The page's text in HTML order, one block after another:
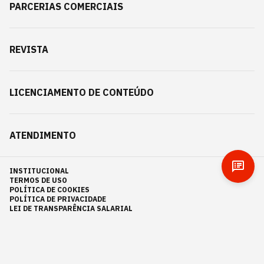
PARCERIAS COMERCIAIS
REVISTA
LICENCIAMENTO DE CONTEÚDO
ATENDIMENTO
INSTITUCIONAL
TERMOS DE USO
POLÍTICA DE COOKIES
POLÍTICA DE PRIVACIDADE
LEI DE TRANSPARÊNCIA SALARIAL